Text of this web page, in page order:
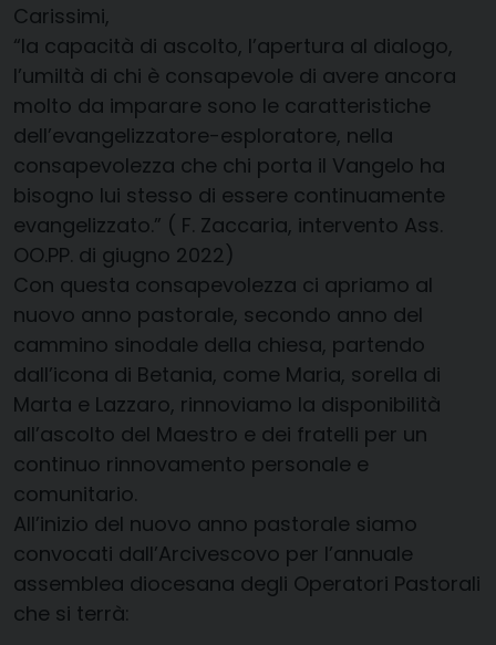
Carissimi,
“la capacità di ascolto, l’apertura al dialogo,
l’umiltà di chi è consapevole di avere ancora
molto da imparare sono le caratteristiche
dell’evangelizzatore-esploratore, nella
consapevolezza che chi porta il Vangelo ha
bisogno lui stesso di essere continuamente
evangelizzato.” ( F. Zaccaria, intervento Ass.
OO.PP. di giugno 2022)
Con questa consapevolezza ci apriamo al
nuovo anno pastorale, secondo anno del
cammino sinodale della chiesa, partendo
dall’icona di Betania, come Maria, sorella di
Marta e Lazzaro, rinnoviamo la disponibilità
all’ascolto del Maestro e dei fratelli per un
continuo rinnovamento personale e
comunitario.
All’inizio del nuovo anno pastorale siamo
convocati dall’Arcivescovo per l’annuale
assemblea diocesana degli Operatori Pastorali
che si terrà: